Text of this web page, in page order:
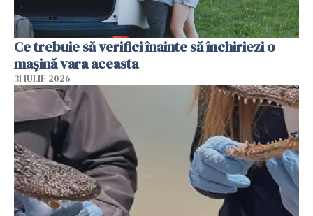
Ce trebuie să verifici înainte să închiriezi o
mașină vara aceasta
31 IULIE 2026